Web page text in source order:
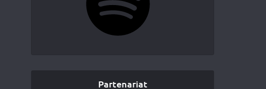
Partenariat